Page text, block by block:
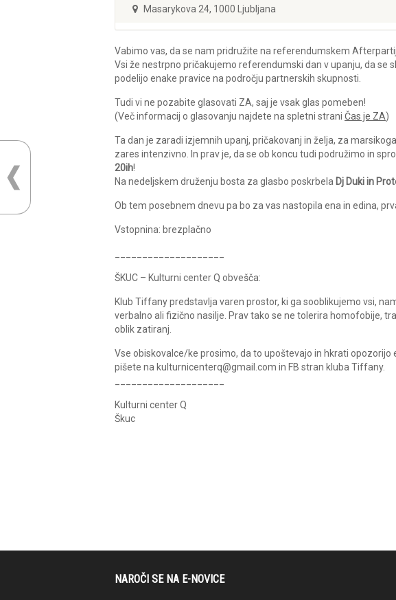
Masarykova 24, 1000 Ljubljana
Vabimo vas, da se nam pridružite na referendumskem
Vsi že nestrpno pričakujemo referendumski dan v upanju, da se
podelijo enake pravice na področju partnerskih skupnosti.
Tudi vi ne pozabite glasovati ZA, saj je vsak glas pomeben!
(Več informacij o glasovanju najdete na spletni strani Čas je ZA)
Ta dan je zaradi izjemnih upanj, pričakovanj in želja, za
zares intenzivno. In prav je, da se ob koncu tudi podružimo in
20ih!
Na nedeljskem druženju bosta za glasbo poskrbela Dj Duki in
Ob tem posebnem dnevu pa bo za vas nastopila ena in edina,
Vstopnina: brezplačno
ŠKUC – Kulturni center Q obvešča:
Klub Tiffany predstavlja varen prostor, ki ga sooblikujemo vsi,
verbalno ali fizično nasilje. Prav tako se ne tolerira homofobije,
oblik zatiranj.
Vse obiskovalce/ke prosimo, da to upoštevajo in hkrati opozorijo
pišete na kulturnicenterq@gmail.com in FB stran kluba Tiffany.
Kulturni center Q
Škuc
NAROČI SE NA E-NOVICE